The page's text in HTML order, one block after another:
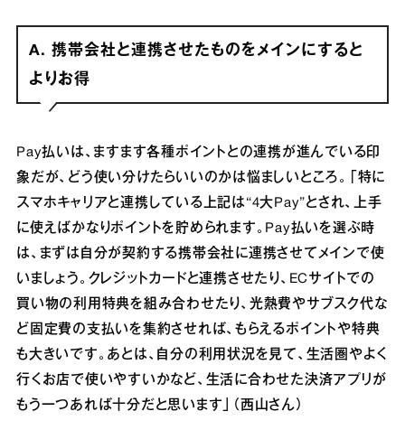
A. 携帯会社と連携させたものをメインにすると
よりお得
Pay払いは、ますます各種ポイントとの連携が進んでいる印
象だが、どう使い分けたらいいのかは悩ましいところ。「特に
スマホキャリアと連携している上記は“4大Pay”とされ、上手
に使えばかなりポイントを貯められます。Pay払いを選ぶ時
は、まずは自分が契約する携帯会社に連携させてメインで使
いましょう。クレジットカードと連携させたり、ECサイトでの
買い物の利用特典を組み合わせたり、光熱費やサブスク代な
ど固定費の支払いを集約させれば、もらえるポイントや特典
も大きいです。あとは、自分の利用状況を見て、生活圏やよく
行くお店で使いやすいかなど、生活に合わせた決済アプリが
もう一つあれば十分だと思います」（西山さん）